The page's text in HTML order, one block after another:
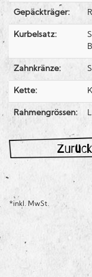
Gepäckträger:
Kurbelsatz:
Zahnkränze:
Kette:
Rahmengrössen:
Zurück
*inkl. MwSt.